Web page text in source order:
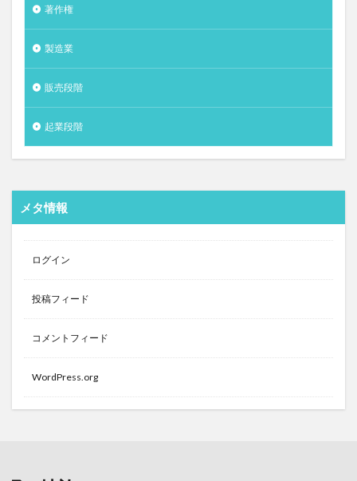
著作権
製造業
販売段階
起業段階
メタ情報
ログイン
投稿フィード
コメントフィード
WordPress.org